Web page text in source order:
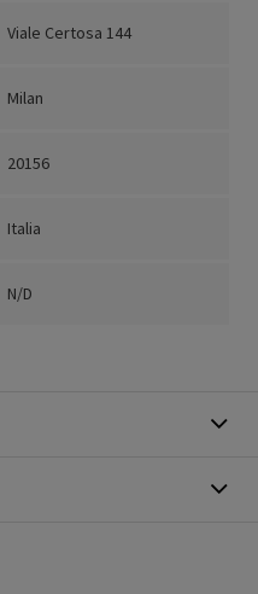
Viale Certosa 144
Milan
20156
Italia
N/D